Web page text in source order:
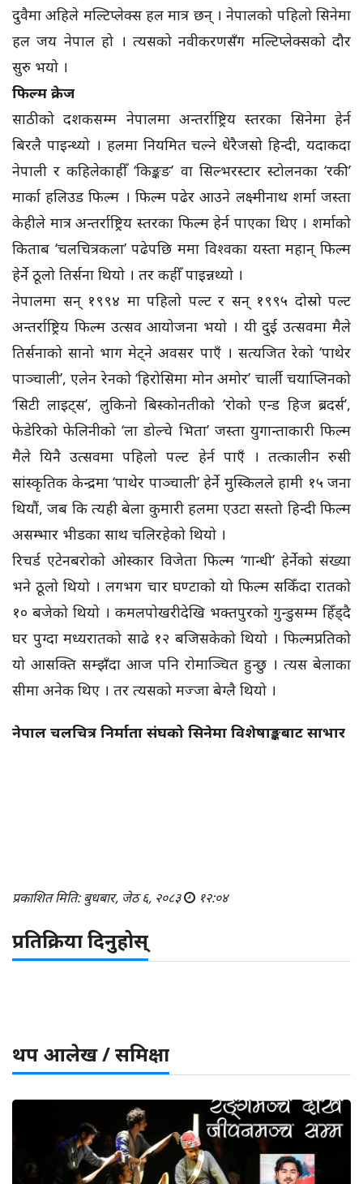
दुवैमा अहिले मल्टिप्लेक्स हल मात्र छन् । नेपालको पहिलो सिनेमा
हल जय नेपाल हो । त्यसको नवीकरणसँग मल्टिप्लेक्सको दौर
सुरु भयो ।
फिल्म क्रेज
साठीको दशकसम्म नेपालमा अन्तर्राष्ट्रिय स्तरका सिनेमा हेर्न
बिरलै पाइन्थ्यो । हलमा नियमित चल्ने धेरैजसो हिन्दी, यदाकदा
नेपाली र कहिलेकाहीँ ‘किङ्कङ’ वा सिल्भरस्टार स्टोलनका ‘रकी’
मार्का हलिउड फिल्म । फिल्म पढेर आउने लक्ष्मीनाथ शर्मा जस्ता
केहीले मात्र अन्तर्राष्ट्रिय स्तरका फिल्म हेर्न पाएका थिए । शर्माको
किताब ‘चलचित्रकला’ पढेपछि ममा विश्वका यस्ता महान् फिल्म
हेर्ने ठूलो तिर्सना थियो । तर कहीँ पाइन्नथ्यो ।
नेपालमा सन् १९९४ मा पहिलो पल्ट र सन् १९९५ दोस्रो पल्ट
अन्तर्राष्ट्रिय फिल्म उत्सव आयोजना भयो । यी दुई उत्सवमा मैले
तिर्सनाको सानो भाग मेट्ने अवसर पाएँ । सत्यजित रेको ‘पाथेर
पाञ्चाली’, एलेन रेनको ‘हिरोसिमा मोन अमोर’ चार्ली चयाप्लिनको
‘सिटी लाइट्स’, लुकिनो बिस्कोनतीको ‘रोको एन्ड हिज ब्रदर्स’,
फेडेरिको फेलिनीको ‘ला डोल्चे भिता’ जस्ता युगान्ताकारी फिल्म
मैले यिनै उत्सवमा पहिलो पल्ट हेर्न पाएँ । तत्कालीन रुसी
सांस्कृतिक केन्द्रमा ‘पाथेर पाञ्चाली’ हेर्ने मुस्किलले हामी १५ जना
थियौं, जब कि त्यही बेला कुमारी हलमा एउटा सस्तो हिन्दी फिल्म
असम्भार भीडका साथ चलिरहेको थियो ।
रिचर्ड एटेनबरोको ओस्कार विजेता फिल्म ‘गान्धी’ हेर्नेको संख्या
भने ठूलो थियो । लगभग चार घण्टाको यो फिल्म सकिँदा रातको
१० बजेको थियो । कमलपोखरीदेखि भक्तपुरको गुन्डुसम्म हिँड्दै
घर पुग्दा मध्यरातको साढे १२ बजिसकेको थियो । फिल्मप्रतिको
यो आसक्ति सम्झँदा आज पनि रोमाञ्चित हुन्छु । त्यस बेलाका
सीमा अनेक थिए । तर त्यसको मज्जा बेग्लै थियो ।
नेपाल चलचित्र निर्माता संघको सिनेमा विशेषाङ्कबाट साभार
प्रकाशित मिति: बुधबार, जेठ ६, २०८३ १२:०४
प्रतिक्रिया दिनुहोस्
थप आलेख / समिक्षा